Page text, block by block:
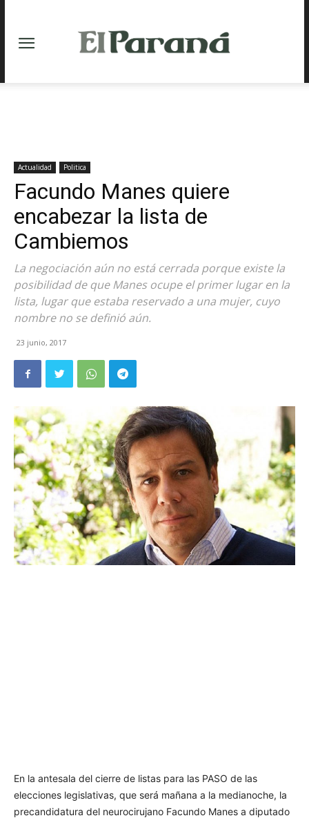
Actualidad Politica
Facundo Manes quiere
encabezar la lista de
Cambiemos
La negociación aún no está cerrada porque existe la
posibilidad de que Manes ocupe el primer lugar en la
lista, lugar que estaba reservado a una mujer, cuyo
nombre no se definió aún.
23 junio, 2017
En la antesala del cierre de listas para las PASO de las
elecciones legislativas, que será mañana a la medianoche, la
precandidatura del neurocirujano Facundo Manes a diputado